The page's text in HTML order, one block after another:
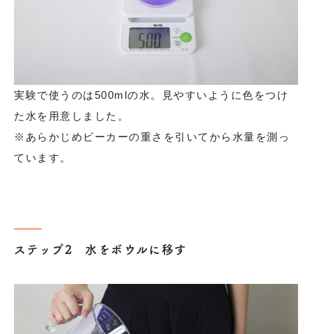
実験で使うのは500mlの水。見やすいように色をつけ
た水を用意しました。
※あらかじめビーカーの重さを引いてから水量を測っ
ています。
ステップ2 水をボウルに移す